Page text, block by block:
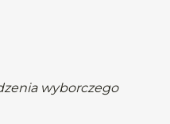
wyborczego